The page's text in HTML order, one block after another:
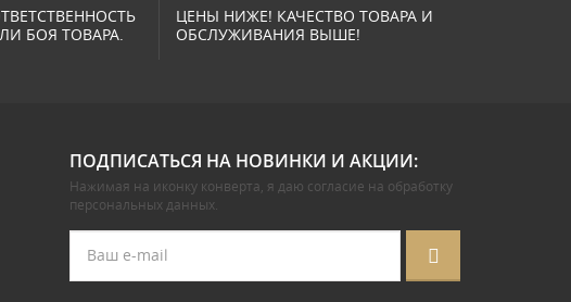
БОЯ ТОВАРА.
ЦЕНЫ НИЖЕ! КАЧЕСТВО ТОВАРА И
ОБСЛУЖИВАНИЯ ВЫШЕ!
ПОДПИСАТЬСЯ НА НОВИНКИ И АКЦИИ:
Нажимая на иконку конверта, я даю согласие на обработку
персональных данных.